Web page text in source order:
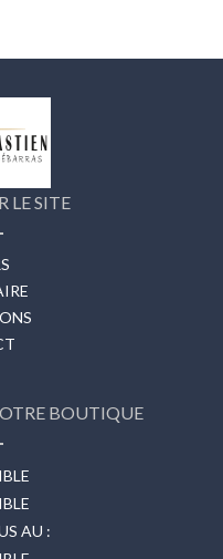
LE SITE
BOUTIQUE
AU :